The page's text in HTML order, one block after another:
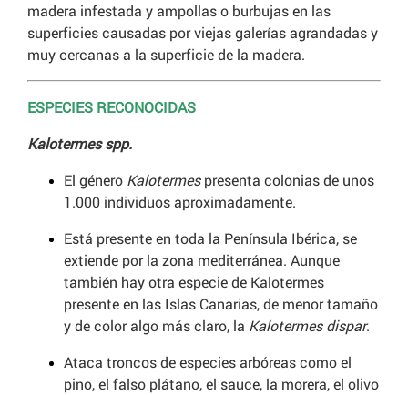
madera infestada y ampollas o burbujas en las
superficies causadas por viejas galerías agrandadas y
muy cercanas a la superficie de la madera.
ESPECIES RECONOCIDAS
Kalotermes spp.
El género Kalotermespresenta colonias de unos
1.000 individuos aproximadamente.
Está presente en toda la Península Ibérica, se
extiende por la zona mediterránea. Aunque
también hay otra especie de Kalotermes
presente en las Islas Canarias, de menor tamaño
y de color algo más claro, la Kalotermes dispar.
Ataca troncos de especies arbóreas como el
pino, el falso plátano, el sauce, la morera, el olivo